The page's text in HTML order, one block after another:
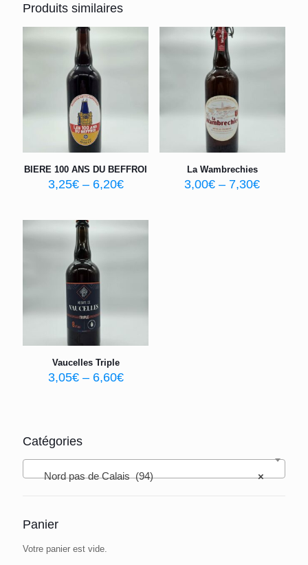
Produits similaires
BIERE 100 ANS DU BEFFROI
3,25€– 6,20€
La Wambrechies
3,00€ – 7,30€
Vaucelles Triple
3,05€– 6,60€
Catégories
×
Nord pas de Calais (94)
Panier
Votre panier est vide.